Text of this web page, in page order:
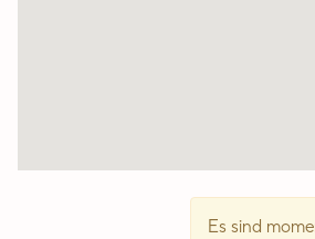
Es sind